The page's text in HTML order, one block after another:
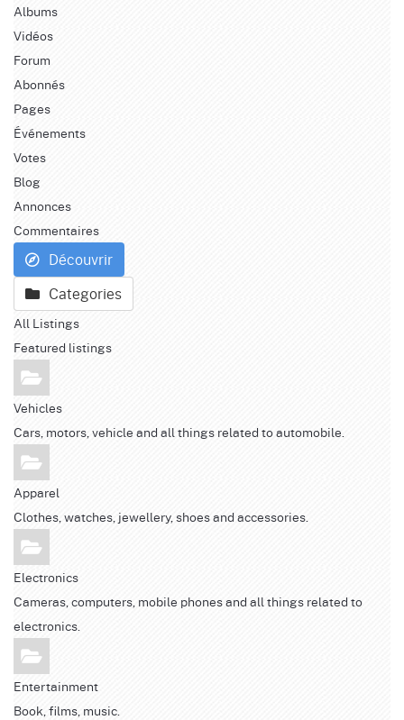
Albums
Vidéos
Forum
Abonnés
Pages
Événements
Votes
Blog
Annonces
Commentaires
Découvrir
Categories
All Listings
Featured listings
Vehicles
Cars, motors, vehicle and all things related to automobile.
Apparel
Clothes, watches, jewellery, shoes and accessories.
Electronics
Cameras, computers, mobile phones and all things related to
electronics.
Entertainment
Book, films, music.